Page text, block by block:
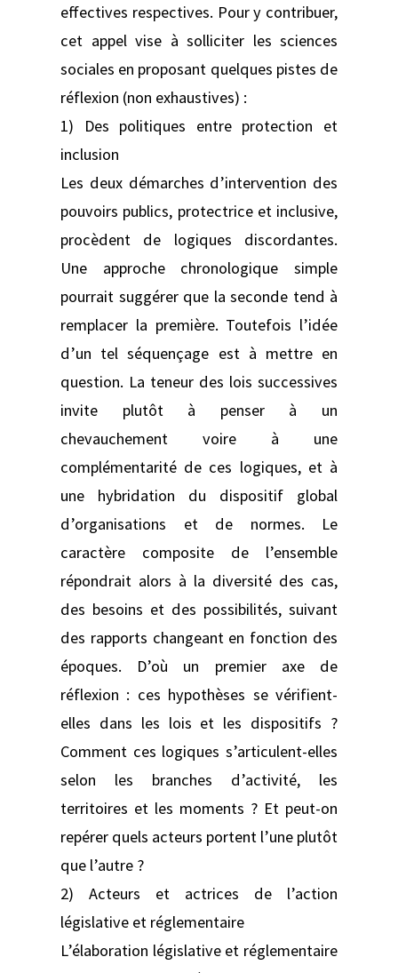
effectives respectives. Pour y contribuer,
cet appel vise à solliciter les sciences
sociales en proposant quelques pistes de
réflexion (non exhaustives) :
1) Des politiques entre protection et
inclusion
Les deux démarches d’intervention des
pouvoirs publics, protectrice et inclusive,
procèdent de logiques discordantes.
Une approche chronologique simple
pourrait suggérer que la seconde tend à
remplacer la première. Toutefois l’idée
d’un tel séquençage est à mettre en
question. La teneur des lois successives
invite plutôt à penser à un
chevauchement voire à une
complémentarité de ces logiques, et à
une hybridation du dispositif global
d’organisations et de normes. Le
caractère composite de l’ensemble
répondrait alors à la diversité des cas,
des besoins et des possibilités, suivant
des rapports changeant en fonction des
époques. D’où un premier axe de
réflexion : ces hypothèses se vérifient-
elles dans les lois et les dispositifs ?
Comment ces logiques s’articulent-elles
selon les branches d’activité, les
territoires et les moments ? Et peut-on
repérer quels acteurs portent l’une plutôt
que l’autre ?
2) Acteurs et actrices de l’action
législative et réglementaire
L’élaboration législative et réglementaire